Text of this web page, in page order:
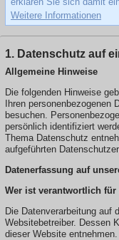
Weitere Informationen
1. Datenschutz auf
Allgemeine Hinweise
Die folgenden Hinweise
Ihren personenbezogenen
besuchen.
persönlich identifiziert
Thema Datenschutz
aufgeführten
Datenerfassung auf
Wer ist verantwortlich für
Die Datenverarbeitung auf
Websitebetreiber. Dessen
dieser Website entnehmen.